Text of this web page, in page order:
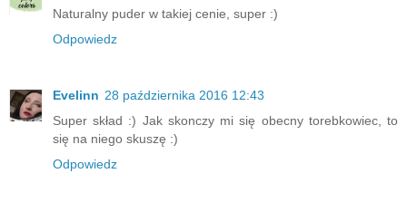
Naturalny puder w takiej cenie, super :)
Odpowiedz
Evelinn 28 października 2016 12:43
Super skład :) Jak skonczy mi się obecny torebkowiec, to
się na niego skuszę :)
Odpowiedz